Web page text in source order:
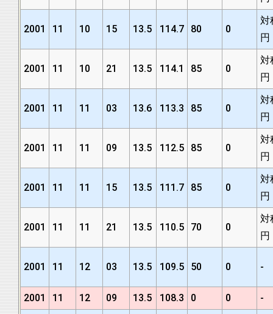
2001 11 10 15 13.5 114.7 80 0
対
円
2001 11 10 21 13.5 114.1 85 0
対
円
2001 11 11 03 13.6 113.3 85 0
対
円
2001 11 11 09 13.5 112.5 85 0
対
円
2001 11 11 15 13.5 111.7 85 0
対
円
2001 11 11 21 13.5 110.5 70 0
対
円
2001 11 12 03 13.5 109.5 50 0 -
2001 11 12 09 13.5 108.3 0 0
-